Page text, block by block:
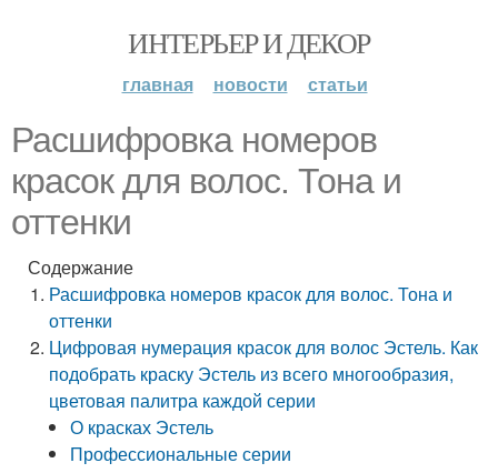
ИНТЕРЬЕР И ДЕКОР
главная новости статьи
Расшифровка номеров
красок для волос. Тона и
оттенки
Содержание
Расшифровка номеров красок для волос. Тона и
оттенки
Цифровая нумерация красок для волос Эстель. Как
подобрать краску Эстель из всего многообразия,
цветовая палитра каждой серии
О красках Эстель
Профессиональные серии